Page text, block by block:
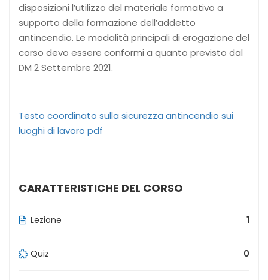
disposizioni l’utilizzo del materiale formativo a
supporto della formazione dell’addetto
antincendio. Le modalità principali di erogazione del
corso devo essere conformi a quanto previsto dal
DM 2 Settembre 2021.
Testo coordinato sulla sicurezza antincendio sui
luoghi di lavoro pdf
CARATTERISTICHE DEL CORSO
Lezione 1
Quiz 0